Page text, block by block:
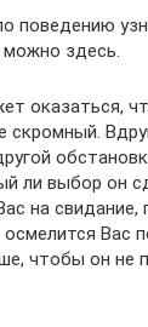
поведению
можно здесь.
оказаться,
скромный.
ли выбор он
на свидание,
Вас
чтобы он не